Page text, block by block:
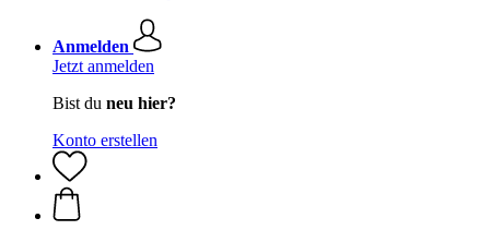
Anmelden
Jetzt anmelden
Bist du neu hier?
Konto erstellen